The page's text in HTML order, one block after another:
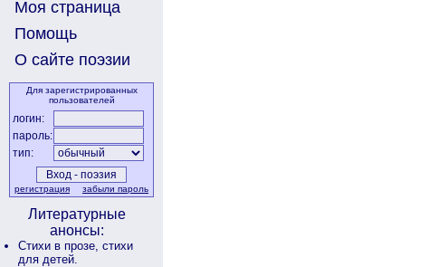
Моя страница
Помощь
О сайте поэзии
Для зарегистрированных
пользователей
логин:
пароль:
тип:
регистрация забыли пароль
Литературные
анонсы:
Стихи в прозе, стихи
для детей.